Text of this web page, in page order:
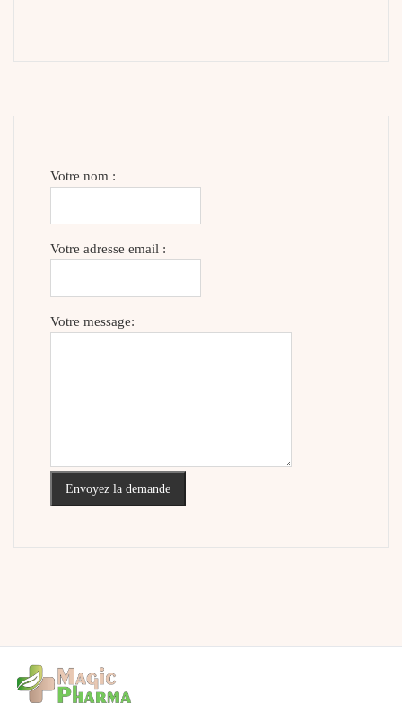
Votre nom :
Votre adresse email :
Votre message:
Envoyez la demande